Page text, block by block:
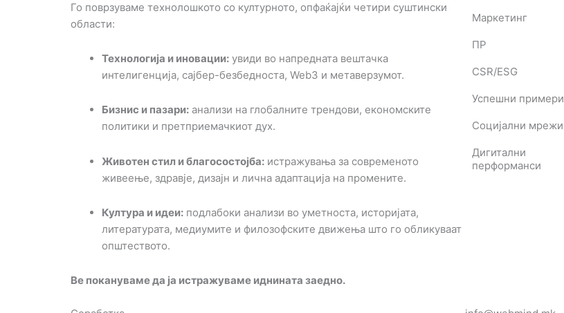
Го поврзуваме технолошкото со културното, опфаќајќи четири суштински
области:
Технологија и иновации: увиди во напредната вештачка
интелигенција, сајбер-безбедноста, Web3 и метаверзумот.
Бизнис и пазари: анализи на глобалните трендови, економските
политики и претприемачкиот дух.
Животен стил и благосостојба: истражувања за современото
живеење, здравје, дизајн и лична адаптација на промените.
Култура и идеи: подлабоки анализи во уметноста, историјата,
литературата, медиумите и филозофските движења што го обликуваат
општеството.
Ве покануваме да ја истражуваме иднината заедно.
Маркетинг
ПР
CSR/ESG
Успешни примери
Социјални мрежи
Дигитални
перформанси